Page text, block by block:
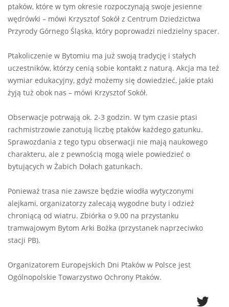
ptaków, które w tym okresie rozpoczynają swoje jesienne
wędrówki – mówi Krzysztof Sokół z Centrum Dziedzictwa
Przyrody Górnego Śląska, który poprowadzi niedzielny spacer.
Ptakoliczenie w Bytomiu ma już swoją tradycję i stałych
uczestników, którzy cenią sobie kontakt z naturą. Akcja ma też
wymiar edukacyjny, gdyż możemy się dowiedzieć, jakie ptaki
żyją tuż obok nas – mówi Krzysztof Sokół.
Obserwacje potrwają ok. 2-3 godzin. W tym czasie ptasi
rachmistrzowie zanotują liczbę ptaków każdego gatunku.
Sprawozdania z tego typu obserwacji nie mają naukowego
charakteru, ale z pewnością mogą wiele powiedzieć o
bytujących w Żabich Dołach gatunkach.
Ponieważ trasa nie zawsze będzie wiodła wytyczonymi
alejkami, organizatorzy zalecają wygodne buty i odzież
chroniącą od wiatru. Zbiórka o 9.00 na przystanku
tramwajowym Bytom Arki Bożka (przystanek naprzeciwko
stacji PB).
Organizatorem Europejskich Dni Ptaków w Polsce jest
Ogólnopolskie Towarzystwo Ochrony Ptaków.